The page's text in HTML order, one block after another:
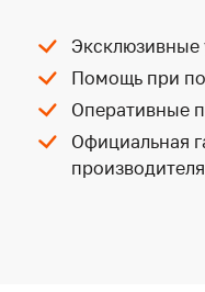
Эксклюзивные
Помощь при
Оперативные
Официальная
производителя